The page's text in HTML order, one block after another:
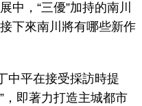
，“三優”加持的南川
下來南川將有哪些新作
平在接受採訪時提
，即著力打造主城都市